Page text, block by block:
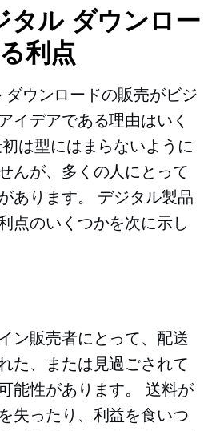
タル ダウンロー
利点
ダウンロードの販売がビジ
イデアである理由はいく
は型にはまらないように
んが、多くの人にとって
あります。 デジタル製品
点のいくつかを次に示し
ン販売者にとって、配送
た、または見過ごされて
能性があります。 送料が
失ったり、利益を食いつ